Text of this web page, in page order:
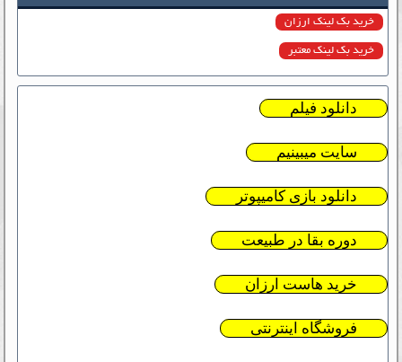
خرید بک لینک ارزان
خرید بک لینک معتبر
دانلود فیلم
سایت میبینیم
دانلود بازی کامیپوتر
دوره بقا در طبیعت
خرید هاست ارزان
فروشگاه اینترنتی